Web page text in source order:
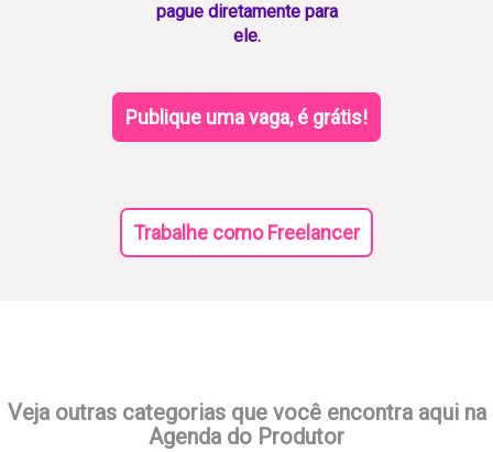
pague diretamente para
ele.
Publique uma vaga, é grátis!
Trabalhe como Freelancer
Veja outras categorias que você encontra aqui na
Agenda do Produtor